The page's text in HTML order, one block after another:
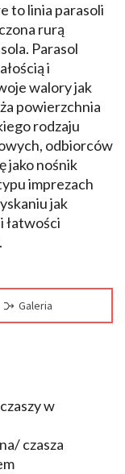
to linia parasoli
rurą
Parasol
i
walory jak
powierzchnia
rodzaju
odbiorców
jako nośnik
imprezach
jak
łatwości
Galeria
w
czasza